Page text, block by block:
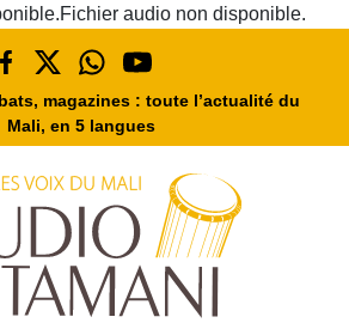
audio non disponible.
magazines : toute l’actualité du
Mali, en 5 langues